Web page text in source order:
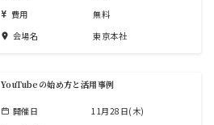
費用
無料
会場名
東京本社
YouTubeの始め方と活用事例
開催日
11月28日(木)